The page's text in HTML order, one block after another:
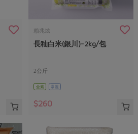
賴兆炫
長秈白米(銀川)-2kg/包
2公斤
全素 常溫
$260